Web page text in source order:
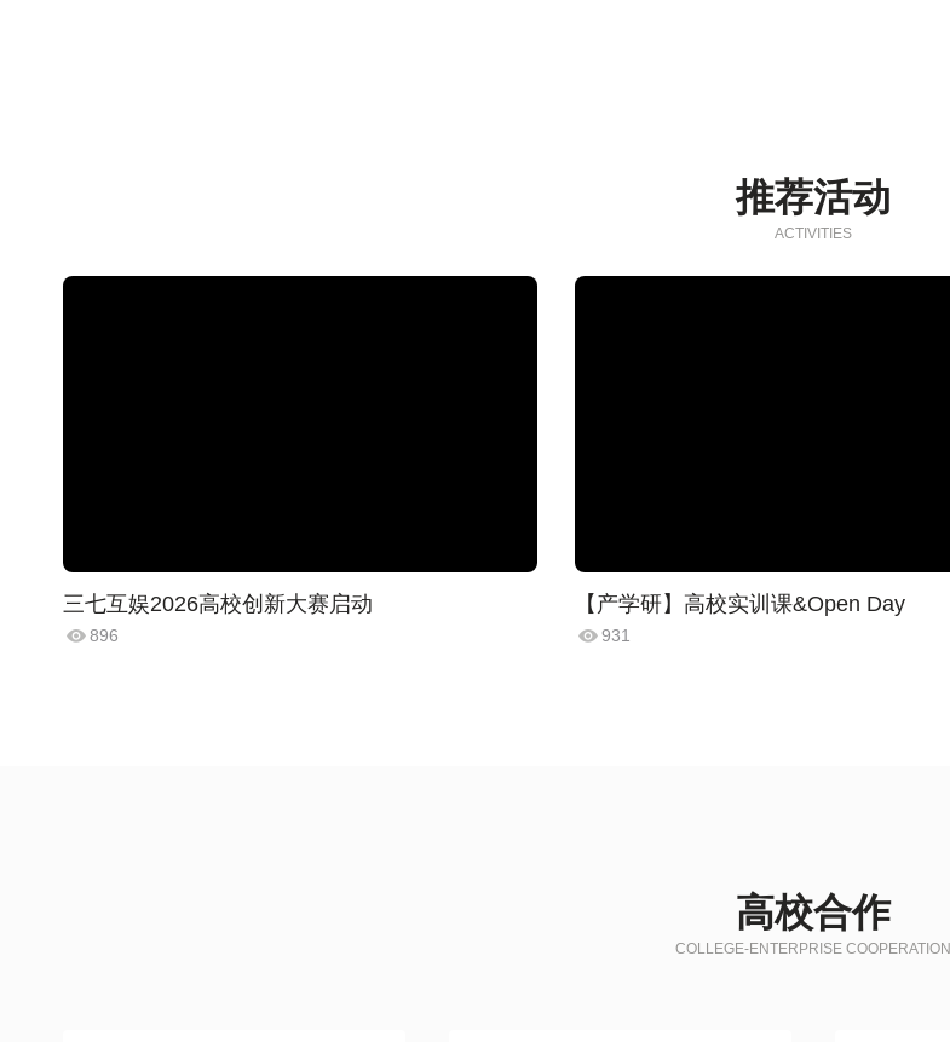
推荐活动
ACTIVITIES
三七互娱2026高校创新大赛启动
896
【产学研】高校实训课&Open Day
931
高校合作
COLLEGE-ENTERPRISE COOPERATION